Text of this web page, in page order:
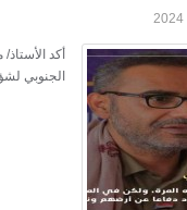
أكد
الجنوبي